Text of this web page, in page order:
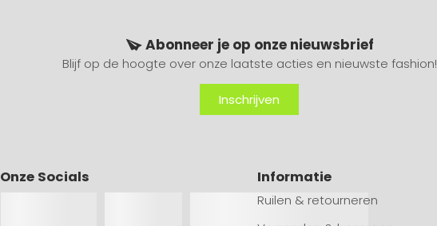
Abonneer je op onze nieuwsbrief
Blijf op de hoogte over onze laatste acties en nieuwste fashion!
Inschrijven
Onze Socials Informatie
Ruilen & retourneren